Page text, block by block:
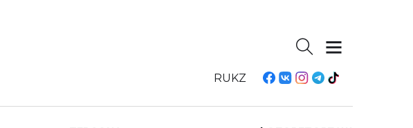
RUKZ